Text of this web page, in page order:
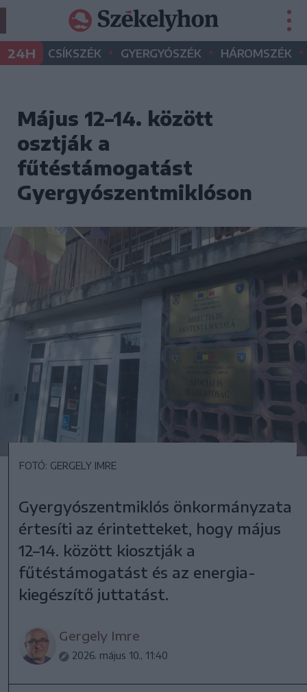
24H CSÍKSZÉK • GYERGYÓSZÉK • HÁROMSZÉK •
Május 12–14. között
osztják a
fűtéstámogatást
Gyergyószentmiklóson
FOTÓ: GERGELY IMRE
Gyergyószentmiklós önkormányzata
értesíti az érintetteket, hogy május
12–14. között kiosztják a
fűtéstámogatást és az energia-
kiegészítő juttatást.
Gergely Imre
2026. május 10., 11:40